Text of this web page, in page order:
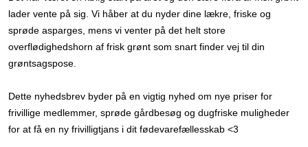
lader vente på sig. Vi håber at du nyder dine lækre, friske og
sprøde asparges, mens vi venter på det helt store
overflødighedshorn af frisk grønt som snart finder vej til din
grøntsagspose.
Dette nyhedsbrev byder på en vigtig nyhed om nye priser for
frivillige medlemmer, sprøde gårdbesøg og dugfriske muligheder
for at få en ny frivilligtjans i dit fødevarefællesskab <3